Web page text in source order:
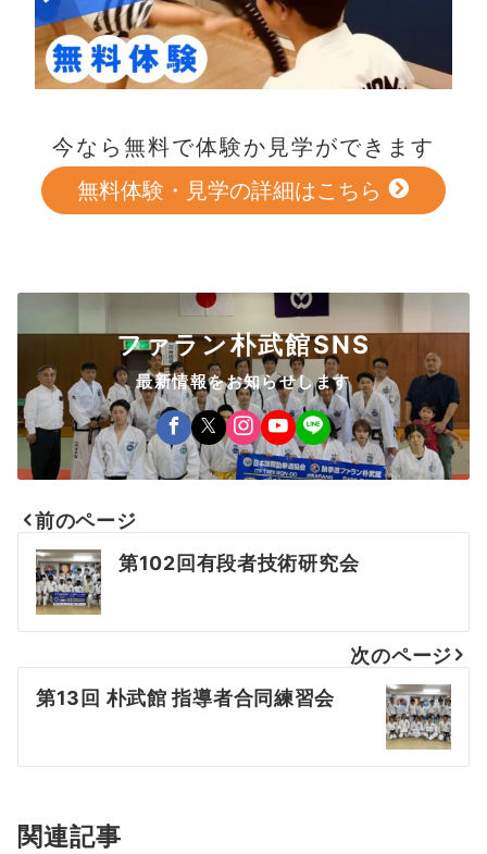
今なら無料で体験か見学ができます
無料体験・見学の詳細はこちら
ファラン朴武館SNS
最新情報をお知らせします
投
稿
ナ
ビ
ゲ
ョ
前のページ
第102回有段者技術研究会
次のページ
第13回 朴武館 指導者合同練習会
関連記事